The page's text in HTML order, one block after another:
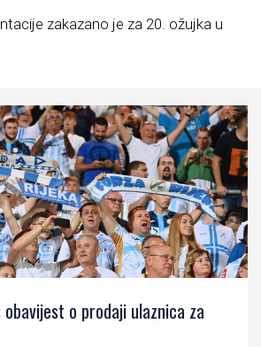
zakazano je za 20. ožujka u
o prodaji ulaznica za